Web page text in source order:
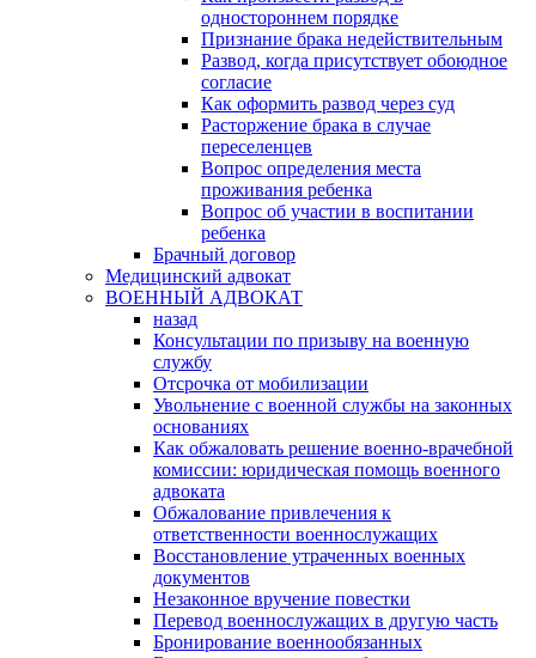
одностороннем порядке
Признание брака недействительным
Развод, когда присутствует обоюдное
согласие
Как оформить развод через суд
Расторжение брака в случае
переселенцев
Вопрос определения места
проживания ребенка
Вопрос об участии в воспитании
ребенка
Брачный договор
Медицинский адвокат
ВОЕННЫЙ АДВОКАТ
назад
Консультации по призыву на военную
службу
Отсрочка от мобилизации
Увольнение с военной службы на законных
основаниях
Как обжаловать решение военно-врачебной
комиссии: юридическая помощь военного
адвоката
Обжалование привлечения к
ответственности военнослужащих
Восстановление утраченных военных
документов
Незаконное вручение повестки
Перевод военнослужащих в другую часть
Бронирование военнообязанных